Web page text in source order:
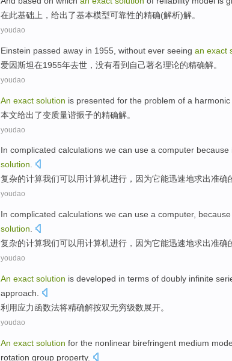
在此基础 上， 给出了基本模型可靠性的精确(解析)解。
youdao
Einstein passed away in 1955, without ever seeing an exact
爱因斯坦在1955年去世 ， 没有看到 自己著名理论的精确解。
youdao
An exact solution is presented for the problem of a
本文给出了变质量谐振子的精确解。
youdao
In complicated calculations we can use a computer because
solution.
复杂的计算我们可以用计算机进行， 因为它能迅速地求出准确
youdao
In complicated calculations we can use a computer, because
solution
复杂的计算我们可以 用计算机进行， 因为它能迅速地求出准确
youdao
An exact solution is developed in terms of doubly infinite
approach.
利用应力函数法将精确解按双无穷级数展开。
youdao
An exact solution for the nonlinear birefringent medium
rotation group property.